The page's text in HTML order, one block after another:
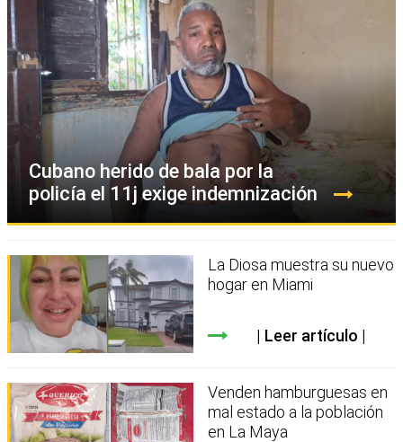
Cubano herido de bala por la
policía el 11j exige indemnización
La Diosa muestra su nuevo
hogar en Miami
Leer artículo
Venden hamburguesas en
mal estado a la población
en La Maya